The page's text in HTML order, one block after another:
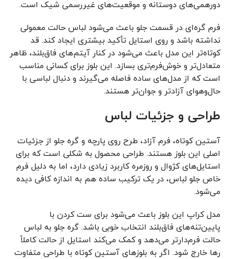
دورهمی‌های دوستانه و موقعیت‌های غیررسمی شیک است.
فرم گره‌ای در قسمت جلو باعث می‌شود لباس حالت معمولی
نداشته باشد و روی استایل تأکید بیشتری ایجاد کند. قد
کوتاه‌تر این مدل باعث می‌شود در کنار آیتم‌های فاق‌بلند، ظاهر
متعادل‌تر و خوش‌فرم‌تری بسازد. این بلوز برای کسانی مناسب
است که از مدل‌های ساده فاصله می‌گیرند و دنبال لباسی با
حال‌وهوای آزادتر و جوان‌تر هستند.
طراحی و جزئیات لباس
آستین کوتاه، فرم آزاد، طرح روی پارچه و گره جلو از جزئیات
اصلی این بلوز هستند. طراحی محصول به شکلی است که برای
استایل‌های کژوال و روزمره کاربرد زیادی دارد، اما به دلیل فرم
خاص جلو لباس، در یک ترکیب ساده هم به اندازه کافی دیده
می‌شود.
مدل کراپ این بلوز باعث می‌شود برای ست کردن با
پایین‌تنه‌های فاق‌بلند انتخاب خوبی باشد. گره جلو به لباس
حالت فرم‌دارتر می‌دهد و کمک می‌کند استایل از حالت کاملاً
رها خارج شود. اگر به بلوزهای آستین کوتاه با طراحی متفاوت